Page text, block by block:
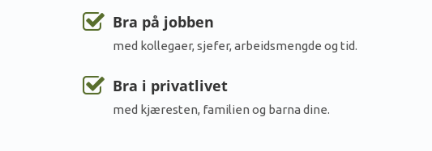
Bra på jobben
med kollegaer, sjefer, arbeidsmengde og tid.
Bra i privatlivet
med kjæresten, familien og barna dine.